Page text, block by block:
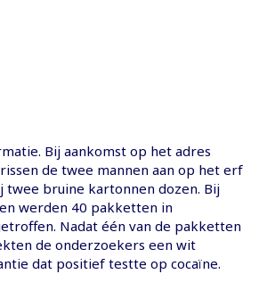
Bij aankomst op het adres
de twee mannen aan op het erf
twee bruine kartonnen dozen. Bij
werden 40 pakketten in
Nadat één van de pakketten
de onderzoekers een wit
dat positief testte op cocaïne.